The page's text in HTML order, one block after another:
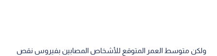
ولكن متوسط العمر المتوقع للأشخاص المصابين بفيروس نقص